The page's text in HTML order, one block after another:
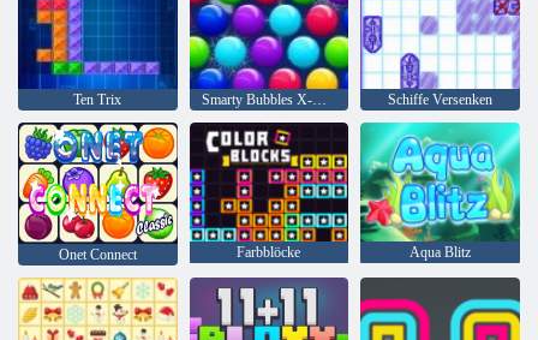
Ten Trix Smarty Bubbles X-Mas Schiffe Versenken
Onet Connect Farbblöcke Aqua Blitz